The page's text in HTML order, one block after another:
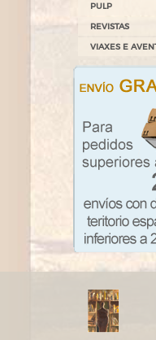
PULP
REVISTAS
VIAXES E